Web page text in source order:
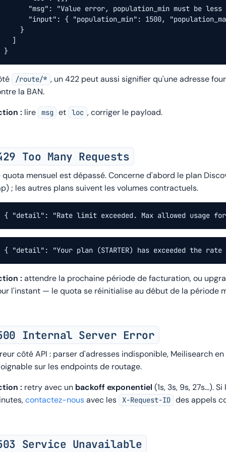
"msg": "Value error, population_min must be
"input": { "population_min": 1500,
    }
  ]
}
/route/* , un 422 peut aussi signifier qu'une adresse
la BAN.
: lire msg et loc , corriger le payload.
Too Many Requests
quota mensuel est dépassé. Concerne d'abord le plan
) ; les autres plans suivent les volumes contractuels.
{ "detail": "Rate limit exceeded. Max allowed usage for
{ "detail": "Your plan (STARTER) has exceeded the
: attendre la prochaine période de facturation, ou
l'instant — le quota se réinitialise au début de la période
Internal Server Error
côté API : parser d'adresses indisponible, Meilisearch
sur les endpoints de routage.
: retry avec un backoff exponentiel (1s, 3s, 9s, 27s…).
contactez-nousavec les X-Request-ID des appels
Service Unavailable